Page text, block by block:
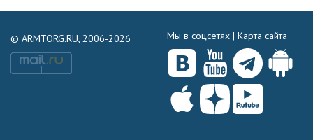
© ARMTORG.RU, 2006-2026 Мы в соцсетях | Карта сайта